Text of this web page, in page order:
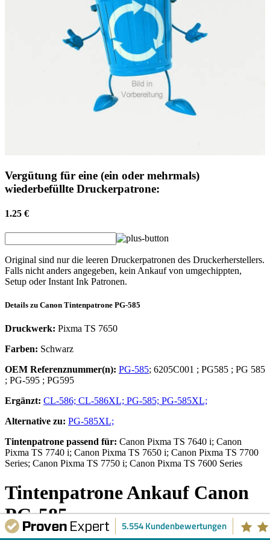
Vergütung für eine (ein oder mehrmals)
wiederbefüllte Druckerpatrone:
1.25 €
Original sind nur die leeren Druckerpatronen des Druckerherstellers.
Falls nicht anders angegeben, kein Ankauf von umgechippten,
Setup oder Instant Ink Patronen.
Details zu Canon Tintenpatrone PG-585
Druckwerk: Pixma TS 7650
Farben: Schwarz
OEM Referenznummer(n): PG-585; 6205C001 ; PG585 ; PG 585
; PG-595 ; PG595
Ergänzt: CL-586; CL-586XL; PG-585; PG-585XL;
Alternative zu: PG-585XL;
Tintenpatrone passend für: Canon Pixma TS 7640 i; Canon
Pixma TS 7740 i; Canon Pixma TS 7650 i; Canon Pixma TS 7700
Series; Canon Pixma TS 7750 i; Canon Pixma TS 7600 Series
TintenpatroneAnkauf Canon
PG-585
5.554 Kundenbewertungen